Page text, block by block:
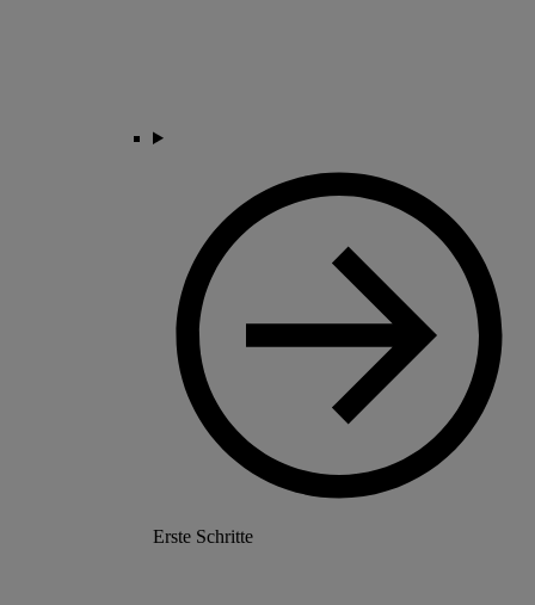
Erste Schritte